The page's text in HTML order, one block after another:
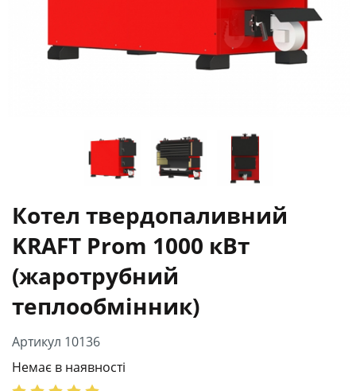
Котел твердопаливний
KRAFT Prom 1000 кВт
(жаротрубний
теплообмінник)
Артикул 10136
Немає в наявності